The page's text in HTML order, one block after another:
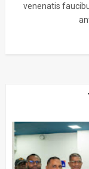
venenatis